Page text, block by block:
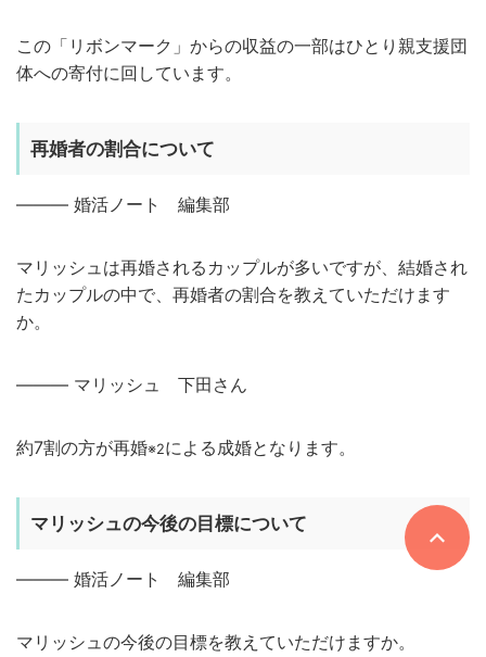
この「リボンマーク」からの収益の一部はひとり親支援団
体への寄付に回しています。
再婚者の割合について
——— 婚活ノート 編集部
マリッシュは再婚されるカップルが多いですが、結婚され
たカップルの中で、再婚者の割合を教えていただけます
か。
——— マリッシュ 下田さん
約7割の方が再婚※2による成婚となります。
マリッシュの今後の目標について
——— 婚活ノート 編集部
マリッシュの今後の目標を教えていただけますか。